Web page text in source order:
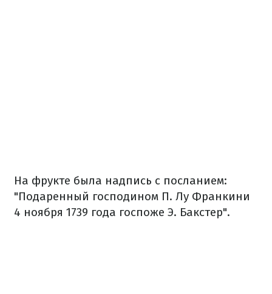
На фрукте была надпись с посланием:
"Подаренный господином П. Лу Франкини
4 ноября 1739 года госпоже Э. Бакстер".